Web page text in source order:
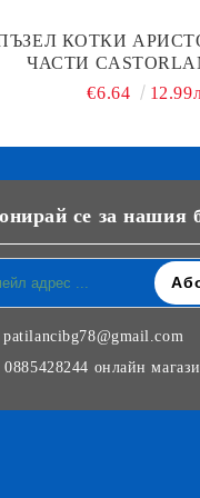
КОТКИ
ЧАСТИ
€6.64
се за нашия
patilancibg78@gmail.com
0885428244 онлайн